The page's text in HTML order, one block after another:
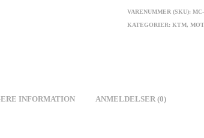
VARENUMMER (SKU):
KATEGORIER:KTM,
INFORMATION ANMELDELSER (0)